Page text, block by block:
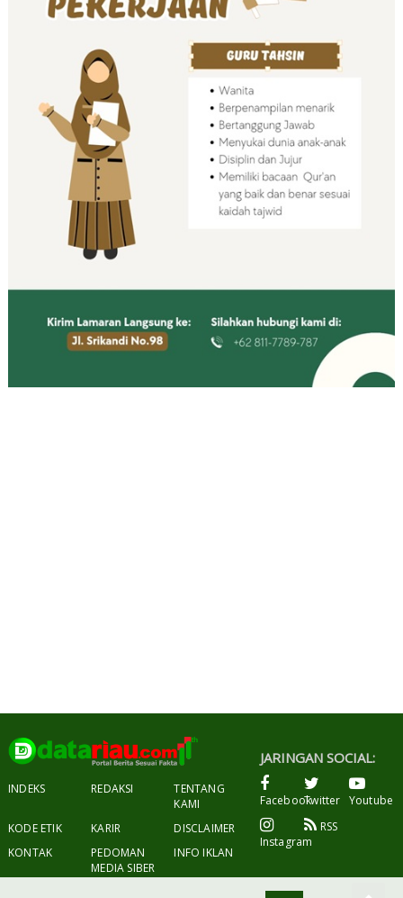
INDEKS REDAKSI
TENTANG
KAMI
KODE ETIK
KARIR
DISCLAIMER
KONTAK
PEDOMAN
MEDIA SIBER
INFO IKLAN
JARINGAN SOCIAL:
FacebookTwitter Youtube
Instagram
RSS